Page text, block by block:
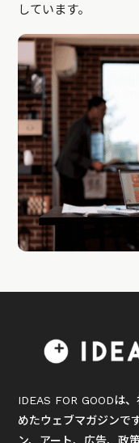
しています。
IDEAS FOR GOODは
めたウェブマガジンで